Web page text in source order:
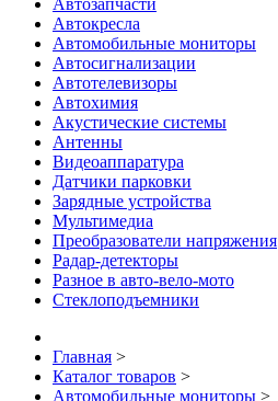
Автозапчасти
Автокресла
Автомобильные мониторы
Автосигнализации
Автотелевизоры
Автохимия
Акустические системы
Антенны
Видеоаппаратура
Датчики парковки
Зарядные устройства
Мультимедиа
Преобразователи напряжения
Радар-детекторы
Разное в авто-вело-мото
Стеклоподъемники
Главная >
Каталог товаров >
Автомобильные мониторы >